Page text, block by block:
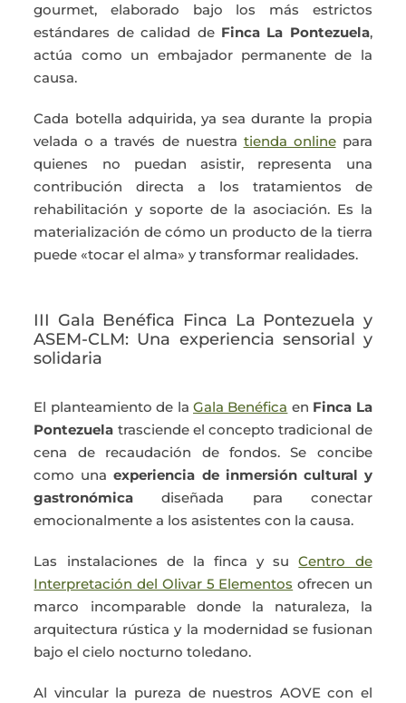
gourmet, elaborado bajo los más estrictos
estándares de calidad de Finca La Pontezuela,
actúa como un embajador permanente de la
causa.
Cada botella adquirida, ya sea durante la propia
velada o a través de nuestra tienda onlinepara
quienes no puedan asistir, representa una
contribución directa a los tratamientos de
rehabilitación y soporte de la asociación. Es la
materialización de cómo un producto de la tierra
puede «tocar el alma» y transformar realidades.
III Gala Benéfica Finca La Pontezuela y
ASEM-CLM: Una experiencia sensorial y
solidaria
El planteamiento de la Gala Benéfica en Finca La
Pontezuela trasciende el concepto tradicional de
cena de recaudación de fondos. Se concibe
como unaexperiencia de inmersión cultural y
gastronómica diseñada para conectar
emocionalmente a los asistentes con la causa.
Las instalaciones de la finca y suCentro de
Interpretación del Olivar 5 Elementos ofrecen un
marco incomparable donde la naturaleza, la
arquitectura rústica y la modernidad se fusionan
bajo el cielo nocturno toledano.
Al vincular la pureza de nuestros AOVE con el